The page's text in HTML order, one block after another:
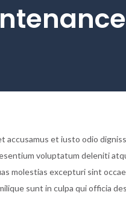
accusamus et iusto odio
voluptatum deleniti
molestias excepturi sint
sunt in culpa qui officia